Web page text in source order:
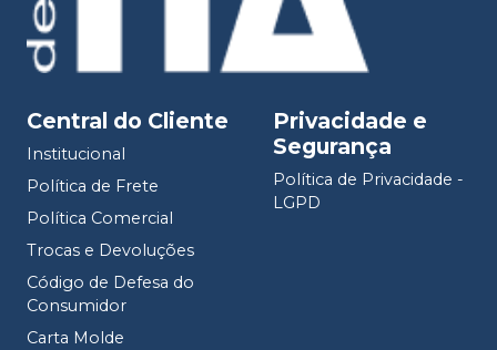
Central do Cliente
Institucional
Política de Frete
Política Comercial
Trocas e Devoluções
Código de Defesa do
Consumidor
Carta Molde
Privacidade e
Segurança
Política de Privacidade -
LGPD